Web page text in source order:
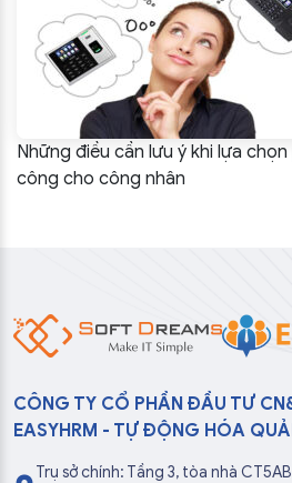
Những điều cần lưu ý khi lựa
công cho công nhân
CÔNG TY CỔ PHẦN ĐẦU TƯ
EASYHRM - TỰ ĐỘNG HÓA
Trụ sở chính: Tầng 3, tòa nhà